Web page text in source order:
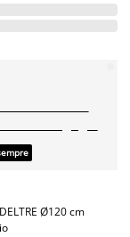
Ø120 cm